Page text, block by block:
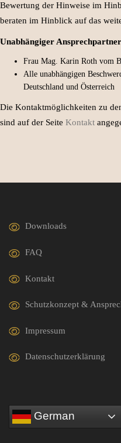
Bewertung der Hinweise im
beraten im Hinblick auf das
Unabhängiger Ansprechpartner
Frau Mag. Karin Roth vom
Alle unabhängigen
Deutschland und Österreich
Die Kontaktmöglichkeiten zu
sind auf der Seite Kontakt
Downloads
FAQ
Kontakt
Schutzkonzept &
Impressum
Datenschutzerklärung
German